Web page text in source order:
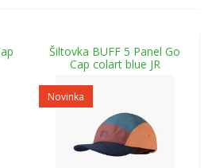
Šiltovka BUFF 5 Panel Go
Cap colart blue JR
Novinka